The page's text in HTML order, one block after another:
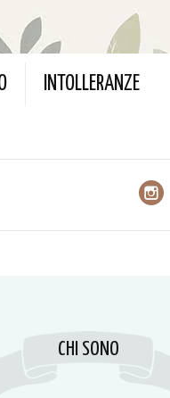
INTOLLERANZE
CHI SONO